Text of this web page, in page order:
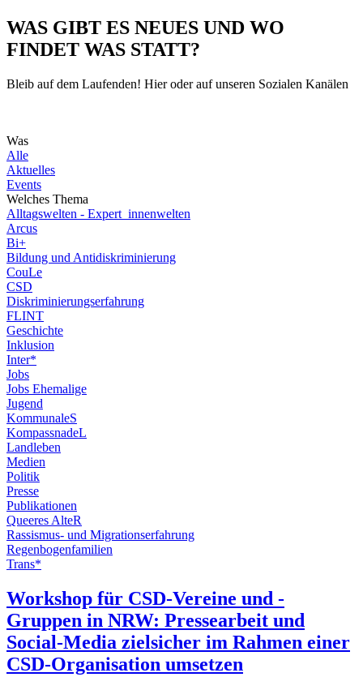
WAS GIBT ES NEUES UND WO
FINDET WAS STATT?
Bleib auf dem Laufenden! Hier oder auf unseren Sozialen Kanälen
Was
Alle
Aktuelles
Events
Welches Thema
Alltagswelten - Expert_innenwelten
Arcus
Bi+
Bildung und Antidiskriminierung
CouLe
CSD
Diskriminierungserfahrung
FLINT
Geschichte
Inklusion
Inter*
Jobs
Jobs Ehemalige
Jugend
KommunaleS
KompassnadeL
Landleben
Medien
Politik
Presse
Publikationen
Queeres AlteR
Rassismus- und Migrationserfahrung
Regenbogenfamilien
Trans*
Workshop für CSD-Vereine und -
Gruppen in NRW: Pressearbeit und
Social-Media zielsicher im Rahmen einer
CSD-Organisation umsetzen